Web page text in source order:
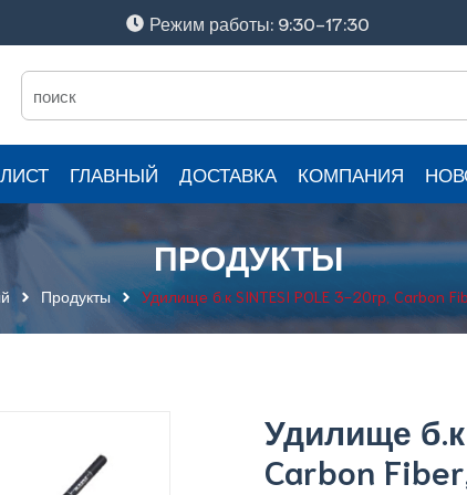
Режим работы: 9:30-17:30
ГЛАВНЫЙ ДОСТАВКА КОМПАНИЯ
ПРОДУКТЫ
Продукты Удилище б.к SINTESI POLE 3-20гр, Carbon
Удилище б.к
Carbon